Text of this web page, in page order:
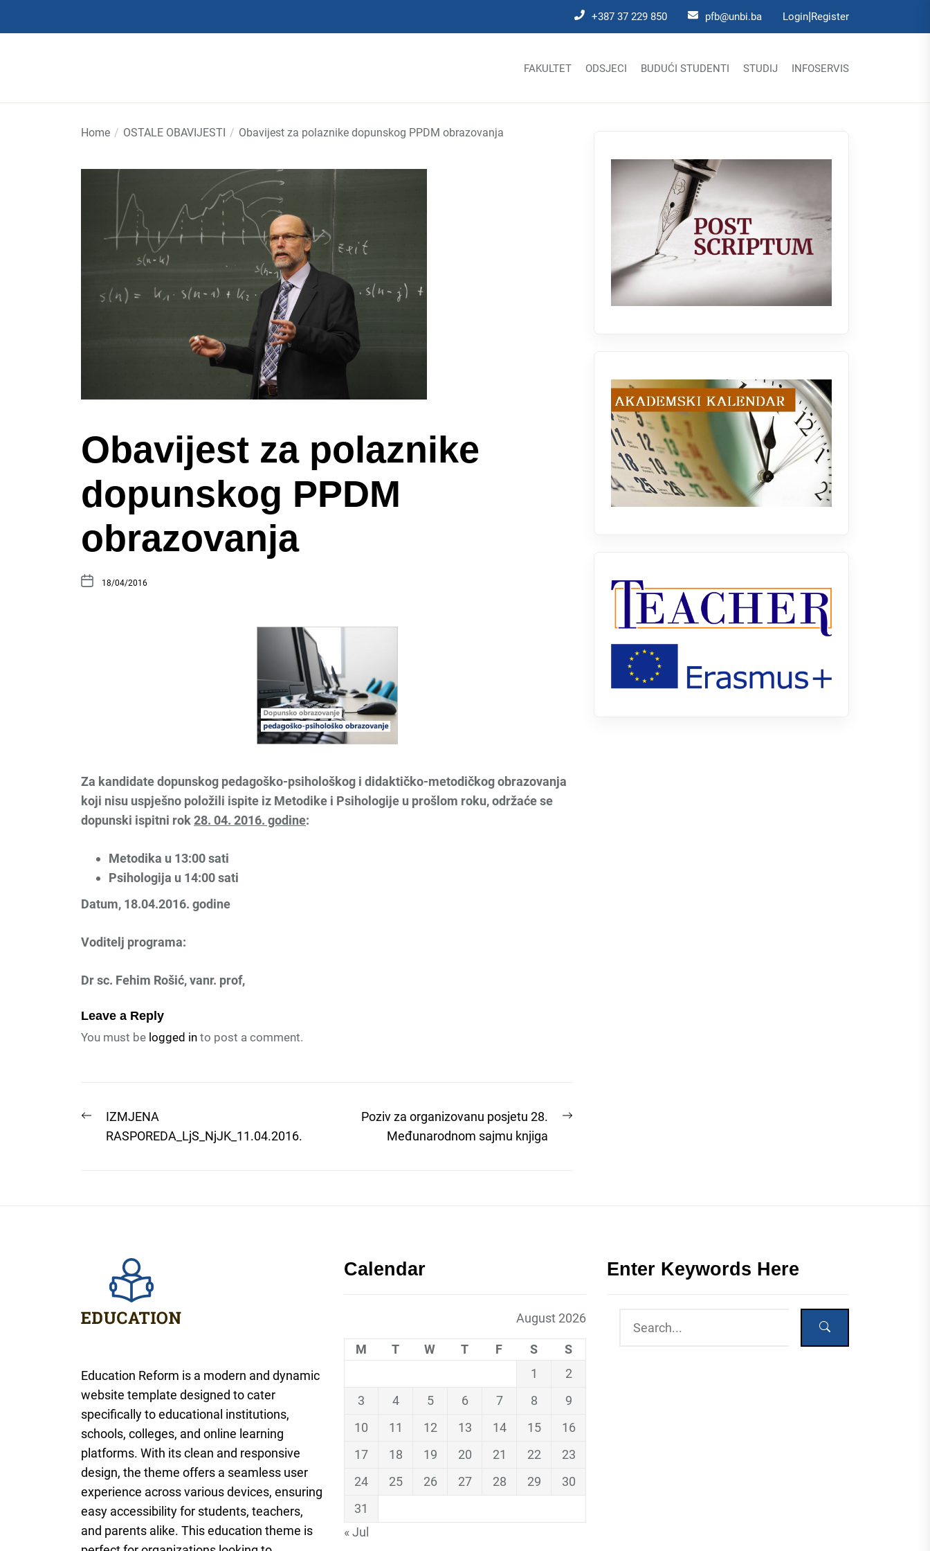
+387 37 229 850 pfb@unbi.ba Login|Register
FAKULTET ODSJECI BUDUĆI STUDENTI STUDIJ INFOSERVIS
Home OSTALE OBAVIJESTI Obavijest za polaznike dopunskog PPDM obrazovanja
Obavijest za polaznike
dopunskog PPDM
obrazovanja
18/04/2016
Za kandidate dopunskog pedagoško-psihološkog i didaktičko-metodičkog obrazovanja
koji nisu uspješno položili ispite iz Metodike i Psihologije u prošlom roku, održaće se
dopunski ispitni rok 28. 04. 2016. godine:
Metodika u 13:00 sati
Psihologija u 14:00 sati
Datum, 18.04.2016. godine
Voditelj programa:
Dr sc. Fehim Rošić, vanr. prof,
Leave a Reply
You must be logged in to post a comment.
Post
navigation
Previous
post:
IZMJENA
RASPOREDA_LjS_NjJK_11.04.2016.
Next
Poziv za organizovanu posjetu 28.
Međunarodnom sajmu knjiga
Education Reform is a modern and dynamic
website template designed to cater
specifically to educational institutions,
schools, colleges, and online learning
platforms. With its clean and responsive
design, the theme offers a seamless user
experience across various devices, ensuring
easy accessibility for students, teachers,
and parents alike. This education theme is
Calendar
August 2026
M T W T F S
S
1
2
3
4 5 6 7 8
9
10
11 12 13 14 15
16
17
18 19 20 21 22
23
24
25 26 27 28 29
30
31
« Jul
Enter Keywords Here